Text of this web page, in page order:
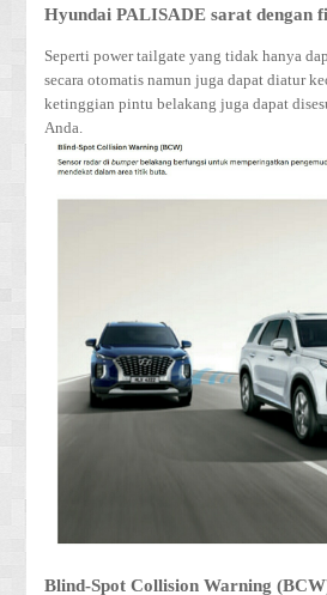
Hyundai PALISADE sarat dengan
Seperti power tailgate yang tidak hanya
secara otomatis namun juga dapat diatur
ketinggian pintu belakang juga dapat
Anda.
Blind-Spot Collision Warning